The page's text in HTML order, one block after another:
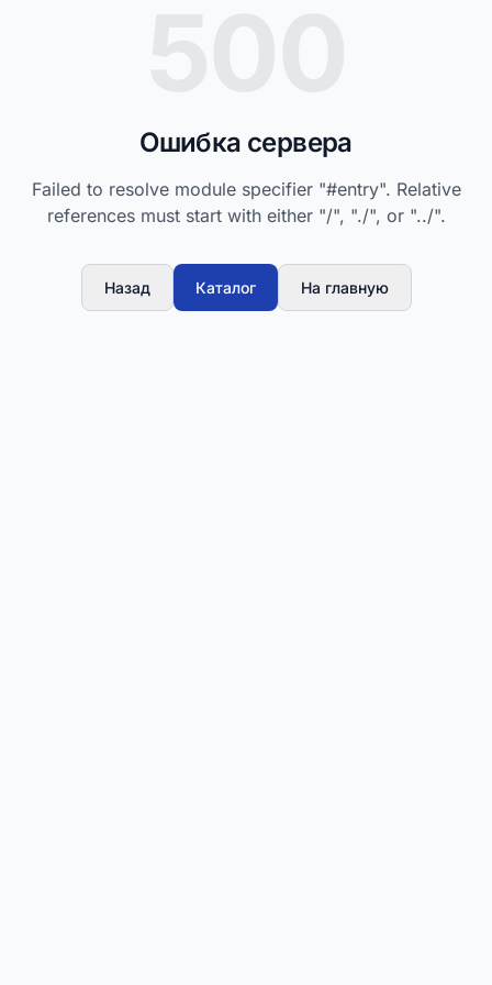
Ошибка сервера
Failed to resolve module specifier "#entry". Relative
references must start with either "/", "./", or "../".
Назад Каталог На главную